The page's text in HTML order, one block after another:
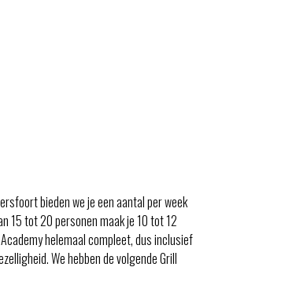
bieden we je een aantal per week
15 tot 20 personen maak je 10 tot 12
helemaal compleet, dus inclusief
We hebben de volgende Grill